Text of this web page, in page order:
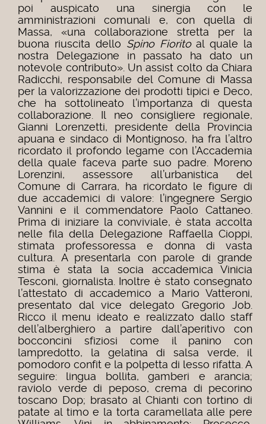
poi auspicato una sinergia con le
amministrazioni comunali e, con quella di
Massa, «una collaborazione stretta per la
buona riuscita dello Spino Fioritoal quale la
nostra Delegazione in passato ha dato un
notevole contributo». Un assist colto da Chiara
Radicchi, responsabile del Comune di Massa
per la valorizzazione dei prodotti tipici e Deco,
che ha sottolineato l’importanza di questa
collaborazione. Il neo consigliere regionale,
Gianni Lorenzetti, presidente della Provincia
apuana e sindaco di Montignoso, ha fra l’altro
ricordato il profondo legame con l’Accademia
della quale faceva parte suo padre. Moreno
Lorenzini, assessore all’urbanistica del
Comune di Carrara, ha ricordato le figure di
due accademici di valore: l’ingegnere Sergio
Vannini e il commendatore Paolo Cattaneo.
Prima di iniziare la conviviale, è stata accolta
nelle fila della Delegazione Raffaella Cioppi,
stimata professoressa e donna di vasta
cultura. A presentarla con parole di grande
stima è stata la socia accademica Vinicia
Tesconi, giornalista. Inoltre è stato consegnato
l’attestato di accademico a Mario Vatteroni,
presentato dal vice delegato Gregorio Job.
Ricco il menu ideato e realizzato dallo staff
dell’alberghiero a partire dall’aperitivo con
bocconcini sfiziosi come il panino con
lampredotto, la gelatina di salsa verde, il
pomodoro confit e la polpetta di lesso rifatta. A
seguire: lingua bollita, gamberi e arancia;
raviolo verde di peposo, crema di pecorino
toscano Dop; brasato al Chianti con tortino di
patate al timo e la torta caramellata alle pere